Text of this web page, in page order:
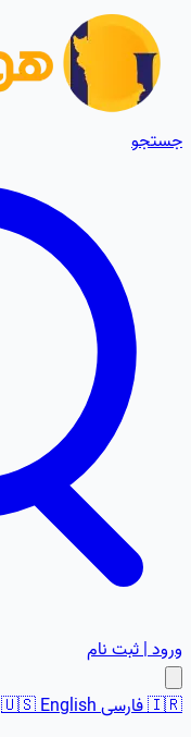
جستجو
ورود | ثبت نام
🇮🇷فارسی 🇺🇸English